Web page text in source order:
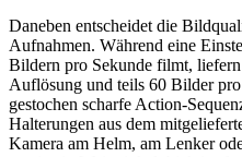
Daneben entscheidet die
Aufnahmen. Während eine
Bildern pro Sekunde filmt,
Auflösung und teils 60 Bilder
gestochen scharfe Action-
Halterungen aus dem
Kamera am Helm, am Lenker